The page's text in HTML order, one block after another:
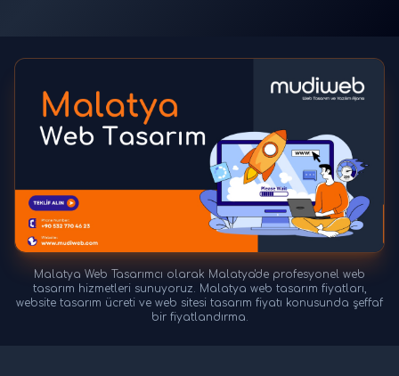
Malatya Web Tasarımcı olarak Malatya'de profesyonel web
tasarım hizmetleri sunuyoruz. Malatya web tasarım fiyatları,
website tasarım ücreti ve web sitesi tasarım fiyatı konusunda şeffaf
bir fiyatlandırma.